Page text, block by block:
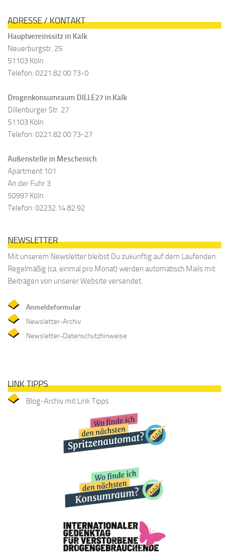
ADRESSE / KONTAKT
Hauptvereinssitz in Kalk
Neuerburgstr. 25
51103 Köln
Telefon: 0221.82 00 73-0
Drogenkonsumraum DILLE27 in Kalk
Dillenburger Str. 27
51103 Köln
Telefon: 0221.82 00 73-27
Außenstelle in Meschenich
Apartment 101
An der Fuhr 3
50997 Köln
Telefon: 02232.14 82 92
NEWSLETTER
Mit unserem Newsletter bleibst Du zukünftig auf dem Laufenden.
Regelmäßig (ca. einmal pro Monat) werden automatisch Mails mit
Beiträgen von unserer Website versendet.
Anmeldeformular
Newsletter-Archiv
Newsletter-Datenschutzhinweise
LINK TIPPS
Blog-Archiv mit Link Tipps